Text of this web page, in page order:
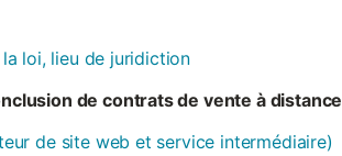
loi, lieu de juridiction
de contrats de vente à distance
de site web et service intermédiaire)